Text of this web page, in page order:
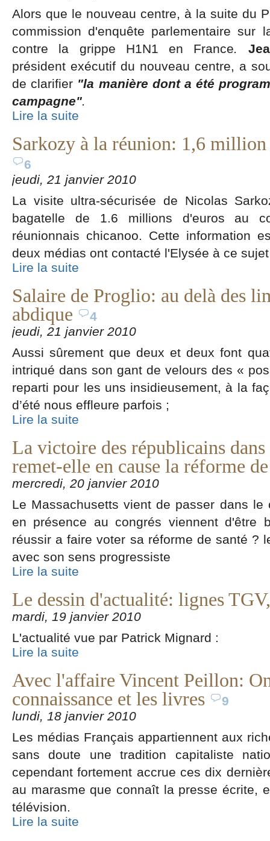
Alors que le nouveau centre, à la suite du
commission d'enquête parlementaire sur
contre la grippe H1N1 en France.
président exécutif du nouveau centre, a
de clarifier "la manière dont a été
campagne".
Lire la suite
Sarkozy à la réunion: 1,6
6
jeudi, 21 janvier 2010
La visite ultra-sécurisée de Nicolas
bagatelle de 1.6 millions d'euros au
réunionnais chicanoo. Cette information
deux médias ont contacté l'Elysée à ce sujet
Lire la suite
Salaire de Proglio: au delà des
abdique
4
jeudi, 21 janvier 2010
Aussi sûrement que deux et deux font
intriqué dans son gant de velours des «
reparti pour les uns insidieusement, à la
d’été nous effleure parfois ;
Lire la suite
La victoire des républicains dans
remet-elle en cause la réforme
mercredi, 20 janvier 2010
Le Massachusetts vient de passer dans le
en présence au congrés viennent d'être
réussir a faire voter sa réforme de santé ?
avec son sens progressiste
Lire la suite
Le dessin d'actualité: lignes
mardi, 19 janvier 2010
L'actualité vue par Patrick Mignard :
Lire la suite
Avec l'affaire Vincent Peillon:
connaissance et les livres
9
lundi, 18 janvier 2010
Les médias Français appartiennent aux
sans doute une tradition capitaliste
cependant fortement accrue ces dix
au marasme que connaît la presse écrite,
télévision.
Lire la suite